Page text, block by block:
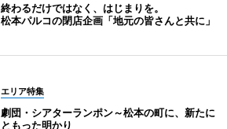
終わるだけではなく、はじまりを。
松本パルコの閉店企画「地元の皆さんと共に」
エリア特集
劇団・シアターランポン～松本の町に、新たに
ともった明かり